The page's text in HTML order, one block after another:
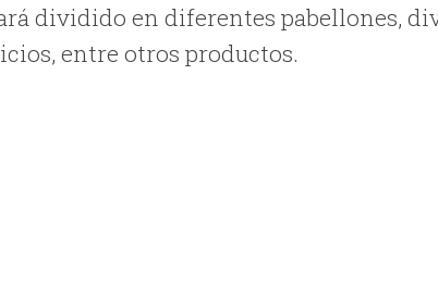
dividido en diferentes pabellones,
entre otros productos.